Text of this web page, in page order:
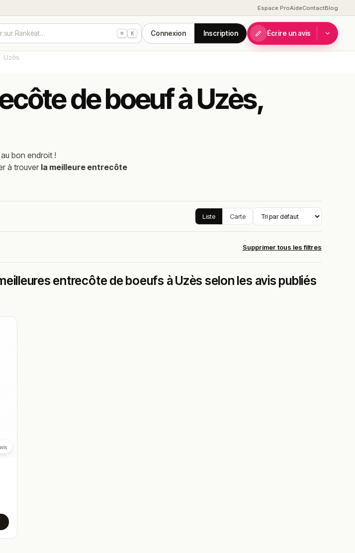
Espace ProAideContactBlog
sur Rankeat… ⌘ K Connexion Inscription Écrire un avis
Uzès
de boeuf à Uzès,
bon endroit !
à trouver la meilleure entrecôte
Liste Carte
Supprimer tous les filtres
entrecôte de boeufs à Uzès selon les avis publiés